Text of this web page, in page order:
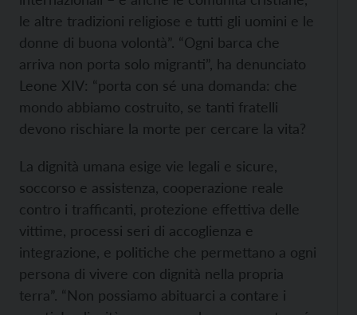
le altre tradizioni religiose e tutti gli uomini e le
donne di buona volontà”. “Ogni barca che
arriva non porta solo migranti”, ha denunciato
Leone XIV: “porta con sé una domanda: che
mondo abbiamo costruito, se tanti fratelli
devono rischiare la morte per cercare la vita?
La dignità umana esige vie legali e sicure,
soccorso e assistenza, cooperazione reale
contro i trafficanti, protezione effettiva delle
vittime, processi seri di accoglienza e
integrazione, e politiche che permettano a ogni
persona di vivere con dignità nella propria
terra”. “Non possiamo abituarci a contare i